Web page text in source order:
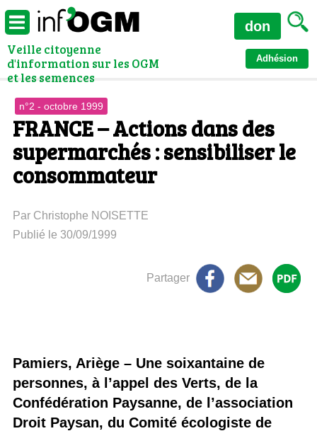
Veille citoyenne
d'information sur les OGM
et les semences
Adhésion
don
n°2 - octobre 1999
FRANCE – Actions dans des
supermarchés : sensibiliser le
consommateur
Par Christophe NOISETTE
Publié le 30/09/1999
Partager
Pamiers, Ariège – Une soixantaine de
personnes, à l’appel des Verts, de la
Confédération Paysanne, de l’association
Droit Paysan, du Comité écologiste de